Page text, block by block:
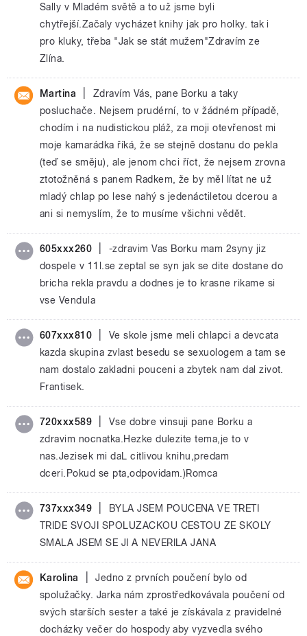
Sally v Mladém světě a to už jsme byli
chytřejší.Začaly vycházet knihy jak pro holky. tak i
pro kluky, třeba "Jak se stát mužem"Zdravím ze
Zlína.
Martina
Zdravím Vás, pane Borku a taky
posluchače. Nejsem prudérní, to v žádném případě,
chodím i na nudistickou pláž, za moji otevřenost mi
moje kamarádka říká, že se stejně dostanu do pekla
(teď se směju), ale jenom chci říct, že nejsem zrovna
ztotožněná s panem Radkem, že by měl lítat ne už
mladý chlap po lese nahý s jedenáctiletou dcerou a
ani si nemyslím, že to musíme všichni vědět.
605xxx260
-zdravim Vas Borku mam 2syny jiz
dospele v 11l.se zeptal se syn jak se dite dostane do
bricha rekla pravdu a dodnes je to krasne rikame si
vse Vendula
607xxx810
Ve skole jsme meli chlapci a devcata
kazda skupina zvlast besedu se sexuologem a tam se
nam dostalo zakladni pouceni a zbytek nam dal zivot.
Frantisek.
720xxx589
Vse dobre vinsuji pane Borku a
zdravim nocnatka.Hezke dulezite tema,je to v
nas.Jezisek mi daL citlivou knihu,predam
dceri.Pokud se pta,odpovidam.)Romca
737xxx349
BYLA JSEM POUCENA VE TRETI
TRIDE SVOJI SPOLUZACKOU CESTOU ZE SKOLY
SMALA JSEM SE JI A NEVERILA JANA
Karolina
Jedno z prvních poučení bylo od
spolužačky. Jarka nám zprostředkovávala poučení od
svých starších sester a také je získávala z pravidelné
docházky večer do hospody aby vyzvedla svého